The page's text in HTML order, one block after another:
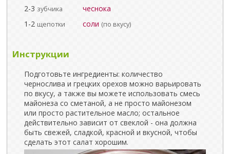
2-3 зубчика
чеснока
1-2 щепотки соли (по вкусу)
Инструкции
Подготовьте ингредиенты: количество
чернослива и грецких орехов можно варьировать
по вкусу, а также вы можете использовать смесь
майонеза со сметаной, а не просто майонезом
или просто растительное масло; остальное
действительно зависит от свеклой - она должна
быть свежей, сладкой, красной и вкусной, чтобы
сделать этот салат хорошим.